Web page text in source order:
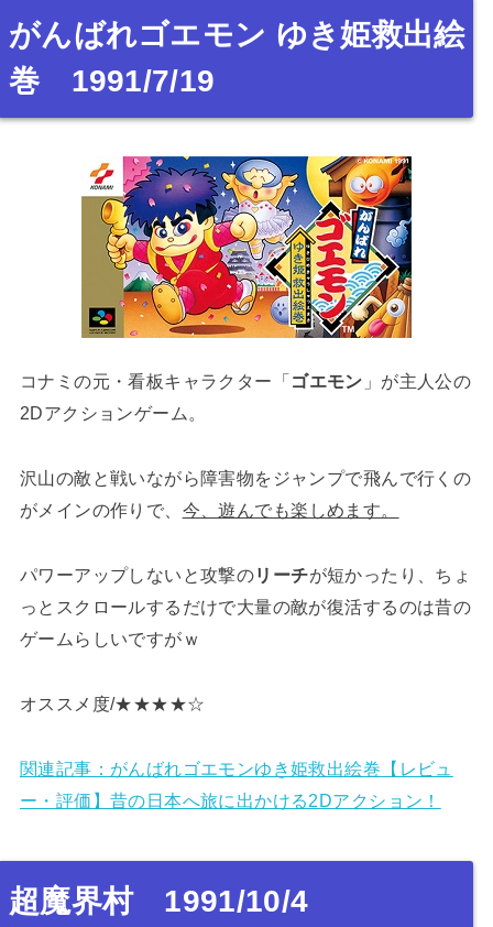
がんばれゴエモン ゆき姫救出絵
巻 1991/7/19
コナミの元・看板キャラクター「ゴエモン 」が主人公の
2Dアクションゲーム。
沢山の敵と戦いながら障害物をジャンプで飛んで行くの
がメインの作りで、 今、遊んでも楽しめます。
パワーアップしないと攻撃のリーチが短かったり、ちょ
っとスクロールするだけで大量の敵が復活するのは昔の
ゲームらしいですがｗ
オススメ度/★★★★☆
関連記事：がんばれゴエモンゆき姫救出絵巻【レビュ
ー・評価】昔の日本へ旅に出かける2Dアクション！
超魔界村 1991/10/4